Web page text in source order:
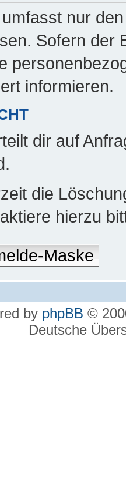
nur
Sofern der
informieren.
dir auf
die
hierzu
Maske
by phpBB ©
Deutsche